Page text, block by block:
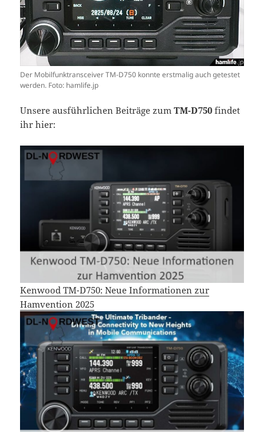
Der Mobilfunktransceiver TM-D750 konnte erstmalig auch getestet
werden. Foto: hamlife.jp
Unsere ausführlichen Beiträge zumTM-D750 findet
ihr hier:
Kenwood TM-D750: Neue Informationen zur
Hamvention 2025